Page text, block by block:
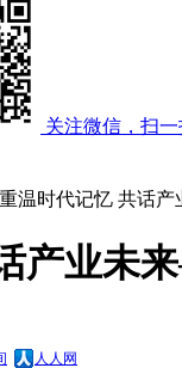
关注微信，扫一
重温时代记忆 共话
产业未
人人网